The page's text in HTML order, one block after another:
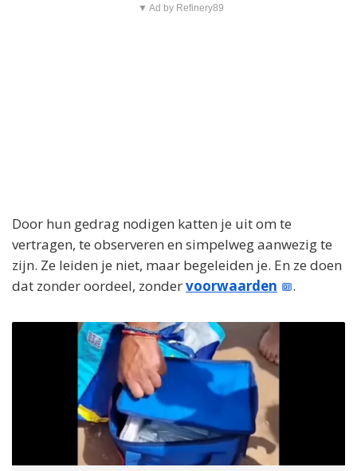
▼ Ad by Refinery89
Door hun gedrag nodigen katten je uit om te
vertragen, te observeren en simpelweg aanwezig te
zijn. Ze leiden je niet, maar begeleiden je. En ze doen
dat zonder oordeel, zondervoorwaarden .